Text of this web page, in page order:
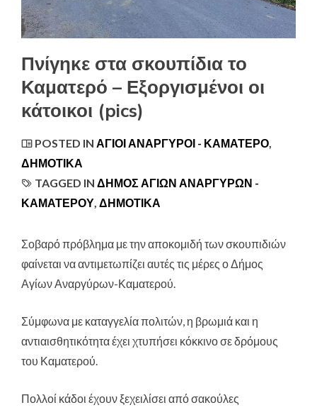
Πνίγηκε στα σκουπίδια το
Καματερό – Εξοργισμένοι οι
κάτοικοι (pics)
POSTED IN ΆΓΙΟΙ ΑΝΆΡΓΥΡΟΙ - ΚΑΜΑΤΕΡΌ,
ΔΗΜΟΤΙΚΆ
TAGGED IN ΔΗΜΟΣ ΑΓΙΩΝ ΑΝΑΡΓΥΡΩΝ -
ΚΑΜΑΤΕΡΟΥ, ΔΗΜΟΤΙΚΑ
Σοβαρό πρόβλημα με την αποκομιδή των σκουπιδιών
φαίνεται να αντιμετωπίζει αυτές τις μέρες ο Δήμος
Αγίων Αναργύρων-Καματερού.
Σύμφωνα με καταγγελία πολιτών, η βρωμιά και η
αντιαισθητικότητα έχει χτυπήσει κόκκινο σε δρόμους
του Καματερού.
Πολλοί κάδοι έχουν ξεχειλίσει από σακούλες